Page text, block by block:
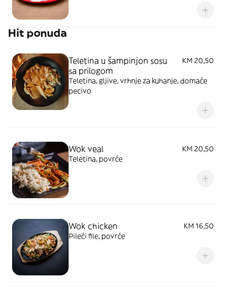
Hit ponuda
Teletina u šampinjon sosu
sa prilogom
KM 20,50
Teletina, gljive, vrhnje za kuhanje, domaće
pecivo
Wok veal
KM 20,50
Teletina, povrće
Wok chicken
KM 16,50
Pileći file, povrće